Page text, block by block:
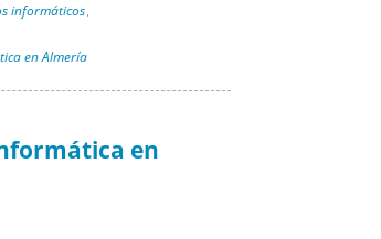
informáticos ,
en Almería
en